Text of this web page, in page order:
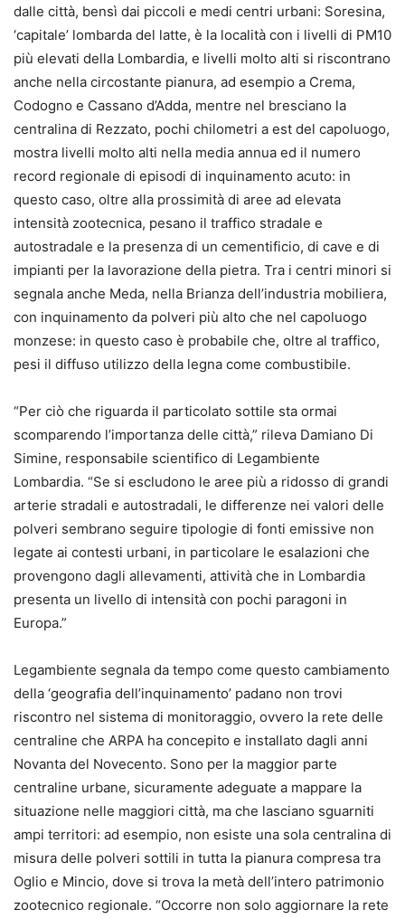
dalle città, bensì dai piccoli e medi centri urbani: Soresina,
‘capitale’ lombarda del latte, è la località con i livelli di PM10
più elevati della Lombardia, e livelli molto alti si riscontrano
anche nella circostante pianura, ad esempio a Crema,
Codogno e Cassano d’Adda, mentre nel bresciano la
centralina di Rezzato, pochi chilometri a est del capoluogo,
mostra livelli molto alti nella media annua ed il numero
record regionale di episodi di inquinamento acuto: in
questo caso, oltre alla prossimità di aree ad elevata
intensità zootecnica, pesano il traffico stradale e
autostradale e la presenza di un cementificio, di cave e di
impianti per la lavorazione della pietra. Tra i centri minori si
segnala anche Meda, nella Brianza dell’industria mobiliera,
con inquinamento da polveri più alto che nel capoluogo
monzese: in questo caso è probabile che, oltre al traffico,
pesi il diffuso utilizzo della legna come combustibile.
“Per ciò che riguarda il particolato sottile sta ormai
scomparendo l’importanza delle città,” rileva Damiano Di
Simine, responsabile scientifico di Legambiente
Lombardia. “Se si escludono le aree più a ridosso di grandi
arterie stradali e autostradali, le differenze nei valori delle
polveri sembrano seguire tipologie di fonti emissive non
legate ai contesti urbani, in particolare le esalazioni che
provengono dagli allevamenti, attività che in Lombardia
presenta un livello di intensità con pochi paragoni in
Europa.”
Legambiente segnala da tempo come questo cambiamento
della ‘geografia dell’inquinamento’ padano non trovi
riscontro nel sistema di monitoraggio, ovvero la rete delle
centraline che ARPA ha concepito e installato dagli anni
Novanta del Novecento. Sono per la maggior parte
centraline urbane, sicuramente adeguate a mappare la
situazione nelle maggiori città, ma che lasciano sguarniti
ampi territori: ad esempio, non esiste una sola centralina di
misura delle polveri sottili in tutta la pianura compresa tra
Oglio e Mincio, dove si trova la metà dell’intero patrimonio
zootecnico regionale. “Occorre non solo aggiornare la rete